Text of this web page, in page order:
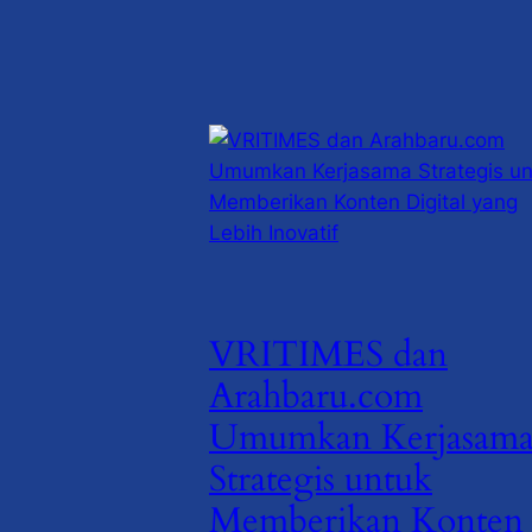
VRITIMES dan
Arahbaru.com
Umumkan
Strategis untuk
Memberikan Konten